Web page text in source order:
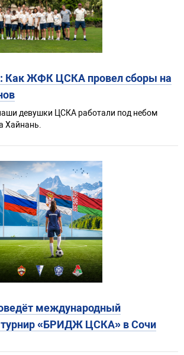
Как ЖФК ЦСКА провел сборы на
девушки ЦСКА работали под небом
Хайнань.
международный
турнир «БРИДЖ ЦСКА» в Сочи